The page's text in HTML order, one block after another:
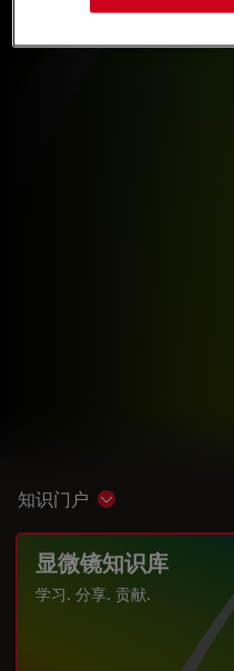
知识门户 Show subnavigation
显微镜知识库
学习. 分享. 贡献.